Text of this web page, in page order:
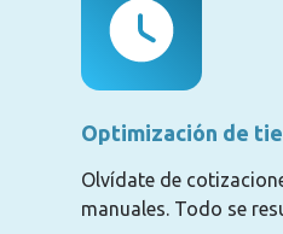
Optimización de
Olvídate de
manuales. Todo se